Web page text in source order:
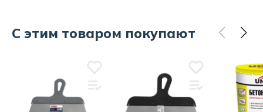
С этим товаром покупают